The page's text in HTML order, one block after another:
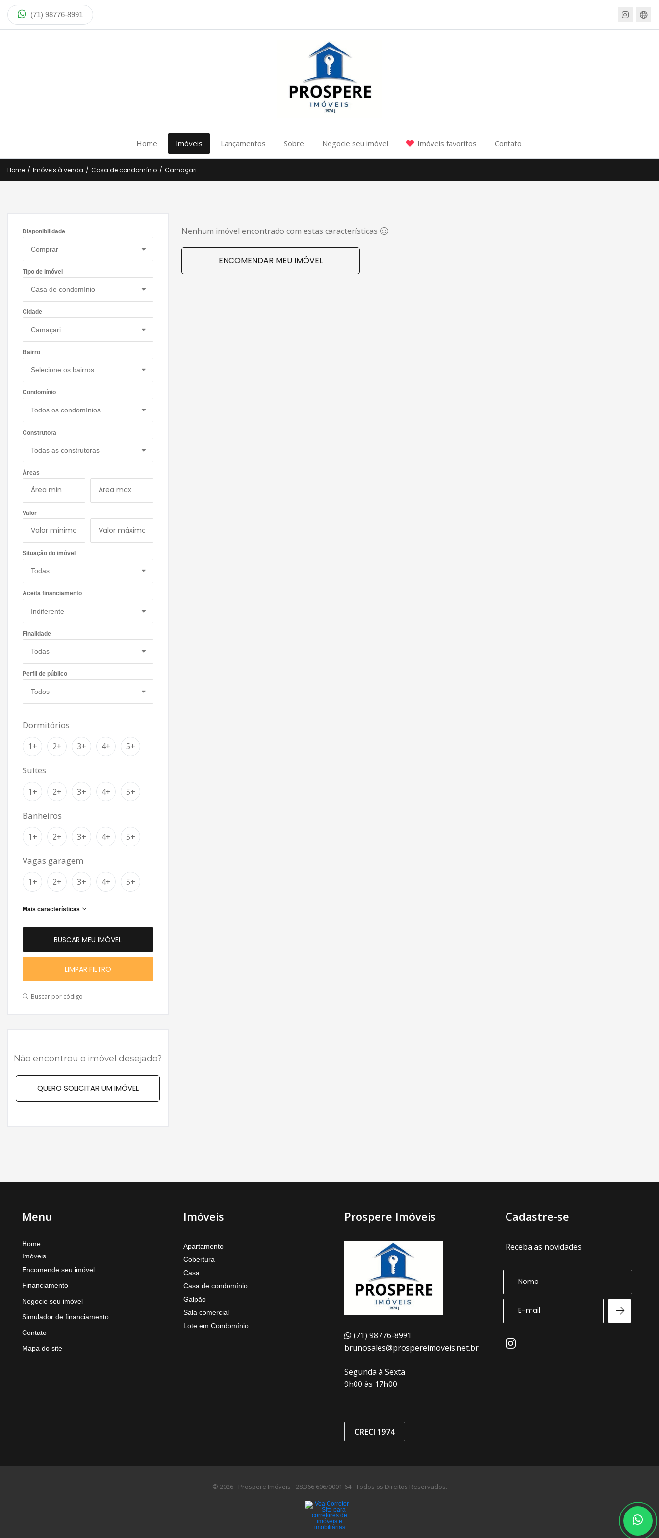
(71) 98776-8991
Home Imóveis Lançamentos Sobre Negocie seu imóvel Imóveis favoritos Contato
Home / Imóveis à venda / Casa de condomínio / Camaçari
Disponibilidade
Tipo de imóvel
Cidade
Bairro
Condomínio
Construtora
Áreas
Valor
Situação do imóvel
Aceita financiamento
Finalidade
Perfil de público
Dormitórios
1+ 2+ 3+ 4+ 5+
Suítes
1+ 2+ 3+ 4+ 5+
Banheiros
1+ 2+ 3+ 4+ 5+
Vagas garagem
1+ 2+ 3+ 4+ 5+
Mais características
LIMPAR FILTRO
Buscar por código
Não encontrou o imóvel desejado?
QUERO SOLICITAR UM IMÓVEL
Nenhum imóvel encontrado com estas características
ENCOMENDAR MEU IMÓVEL
Menu
Home
Imóveis
Encomende seu imóvel
Financiamento
Negocie seu imóvel
Simulador de financiamento
Contato
Mapa do site
Imóveis
Apartamento
Cobertura
Casa
Casa de condomínio
Galpão
Sala comercial
Lote em Condomínio
Prospere Imóveis
(71) 98776-8991
brunosales@prospereimoveis.net.br
Segunda à Sexta
9h00 às 17h00
CRECI 1974
Cadastre-se
Receba as novidades
© 2026 - Prospere Imóveis -28.366.606/0001-64 -Todos os Direitos Reservados.